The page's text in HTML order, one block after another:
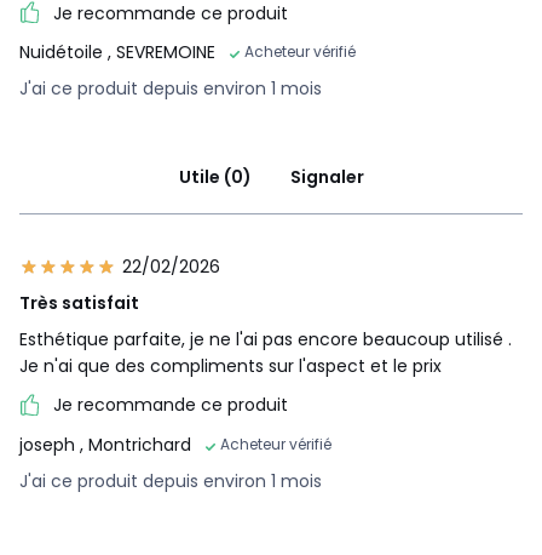
Je recommande ce produit
Nuidétoile , SEVREMOINE Acheteur vérifié
J'ai ce produit depuis environ 1 mois
Utile (0) Signaler
22/02/2026
Très satisfait
Esthétique parfaite, je ne l'ai pas encore beaucoup utilisé .
Je n'ai que des compliments sur l'aspect et le prix
Je recommande ce produit
joseph , Montrichard Acheteur vérifié
J'ai ce produit depuis environ 1 mois